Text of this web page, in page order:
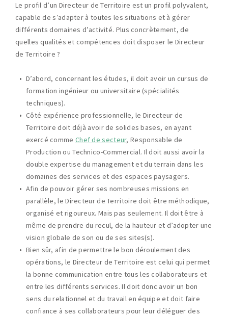
Le profil d’un Directeur de Territoire est un profil polyvalent,
capable de s’adapter à toutes les situations et à gérer
différents domaines d’activité. Plus concrètement, de
quelles qualités et compétences doit disposer le Directeur
de Territoire ?
D’abord, concernant les études, il doit avoir un cursus de
formation ingénieur ou universitaire (spécialités
techniques).
Côté expérience professionnelle, le Directeur de
Territoire doit déjà avoir de solides bases, en ayant
exercé comme Chef de secteur, Responsable de
Production ou Technico-Commercial. Il doit aussi avoir la
double expertise du management et du terrain dans les
domaines des services et des espaces paysagers.
Afin de pouvoir gérer ses nombreuses missions en
parallèle, le Directeur de Territoire doit être méthodique,
organisé et rigoureux. Mais pas seulement. Il doit être à
même de prendre du recul, de la hauteur et d’adopter une
vision globale de son ou de ses sites(s).
Bien sûr, afin de permettre le bon déroulement des
opérations, le Directeur de Territoire est celui qui permet
la bonne communication entre tous les collaborateurs et
entre les différents services. Il doit donc avoir un bon
sens du relationnel et du travail en équipe et doit faire
confiance à ses collaborateurs pour leur déléguer des